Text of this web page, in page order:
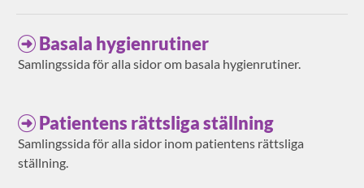
Basala hygienrutiner
Samlingssida för alla sidor om basala hygienrutiner.
Patientens rättsliga ställning
Samlingssida för alla sidor inom patientens rättsliga
ställning.